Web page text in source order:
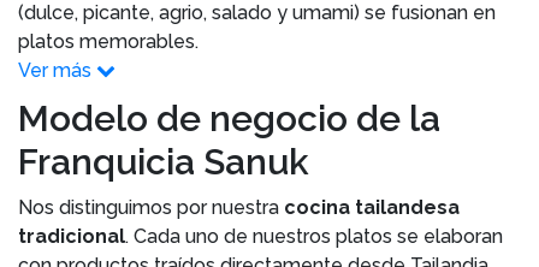
(dulce, picante, agrio, salado y umami) se fusionan en
platos memorables.
Ver más
Modelo de negocio de la
Franquicia Sanuk
Nos distinguimos por nuestra cocina tailandesa
tradicional. Cada uno de nuestros platos se elaboran